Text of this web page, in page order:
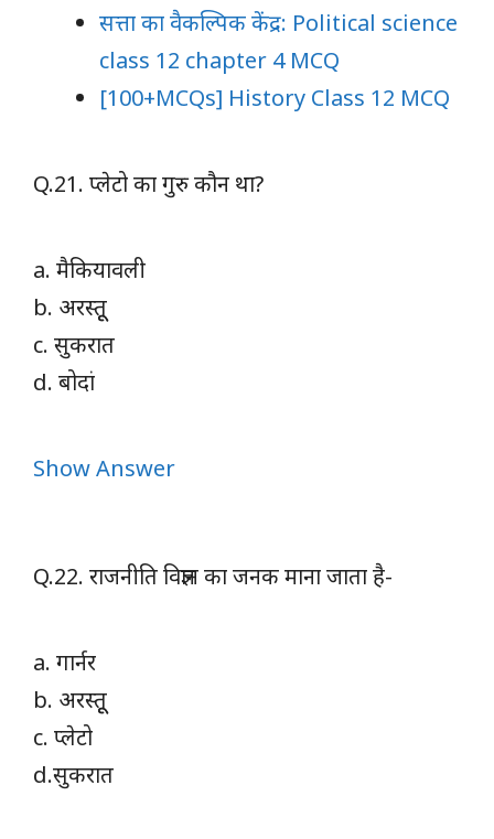
सत्ता का वैकल्पिक केंद्र: Political science
class 12 chapter 4 MCQ
[100+MCQs] History Class 12 MCQ
Q.21. प्लेटो का गुरु कौन था?
a. मैकियावली
b. अरस्तूू
c. सुकरात
d. बोदां
Show Answer
Q.22. राजनीति विज्ञान का जनक माना जाता है-
a. गार्नर
b. अरस्तूू
c. प्लेटो
d.सुकरात